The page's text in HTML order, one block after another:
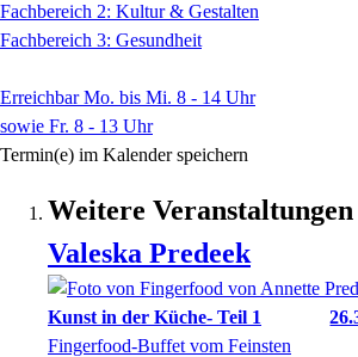
Fachbereich 2: Kultur & Gestalten
Fachbereich 3: Gesundheit
Erreichbar Mo. bis Mi. 8 - 14 Uhr
sowie Fr. 8 - 13 Uhr
Termin(e) im Kalender speichern
Weitere Veranstaltungen
Valeska Predeek
Kunst in der Küche- Teil 1
Fingerfood-Buffet vom Feinsten